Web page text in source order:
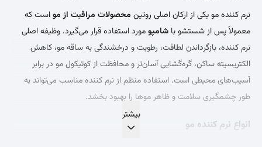
نرم کننده مو یکی از ارکان اصلی روتین محصولات مراقبت از مواست که
معمولاً پس از شستشو با شامپومورد استفاده قرار می‌گیرد. وظیفه اصلی
نرم کننده، بازگرداندن لطافت، رطوبت و درخشندگی به ساقه مو، کاهش
الکتریسیته ساکن، گره‌گشایی آسان‌تر و محافظت از کوتیکول مو در برابر
آسیب‌های محیطی است. استفاده منظم از نرم کننده مناسب می‌تواند به
طور چشمگیری سلامت و ظاهر موها را بهبود بخشد.
انواع نرم کننده مو